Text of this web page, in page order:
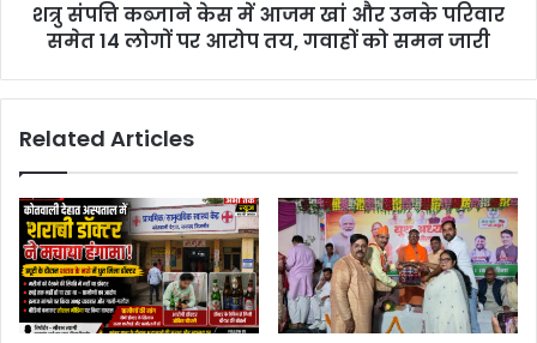
शत्रु संपत्ति कब्जाने केस में आजम खां और उनके परिवार
समेत 14 लोगों पर आरोप तय, गवाहों को समन जारी
Related Articles